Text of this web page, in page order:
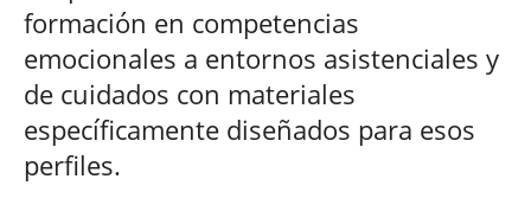
formación en competencias
emocionales a entornos asistenciales y
de cuidados con materiales
específicamente diseñados para esos
perfiles.